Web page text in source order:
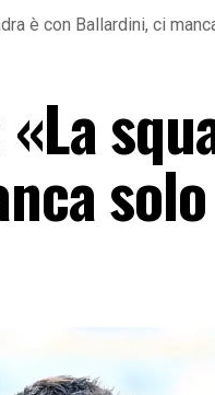
è con Ballardini, ci